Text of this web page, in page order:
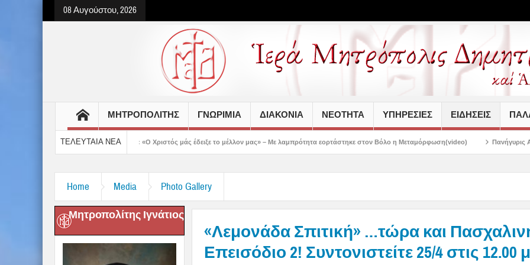
08 Αυγούστου, 2026
ΜΗΤΡΟΠΟΛΙΤΗΣ ΓΝΩΡΙΜΙΑ ΔΙΑΚΟΝΙΑ ΝΕΟΤΗΤΑ ΥΠΗΡΕΣΙΕΣ ΕΙΔΗΣΕΙΣ
ΤΕΛΕΥΤΑΙΑ ΝΕΑ
Ιγνάτιος: «Ο Χριστός μάς έδειξε το μέλλον μας» – Με λαμπρότητα εορτάστηκε στον Βόλο η Μεταμόρφωση(video) Πανήγυρις Αγίου Καλλινίκου
Home Media Photo Gallery
Μητροπολίτης Ιγνάτιος
«Λεμονάδα Σπιτική» …τώρα και
Επεισόδιο 2! Συντονιστείτε 25/4 στις 12.00